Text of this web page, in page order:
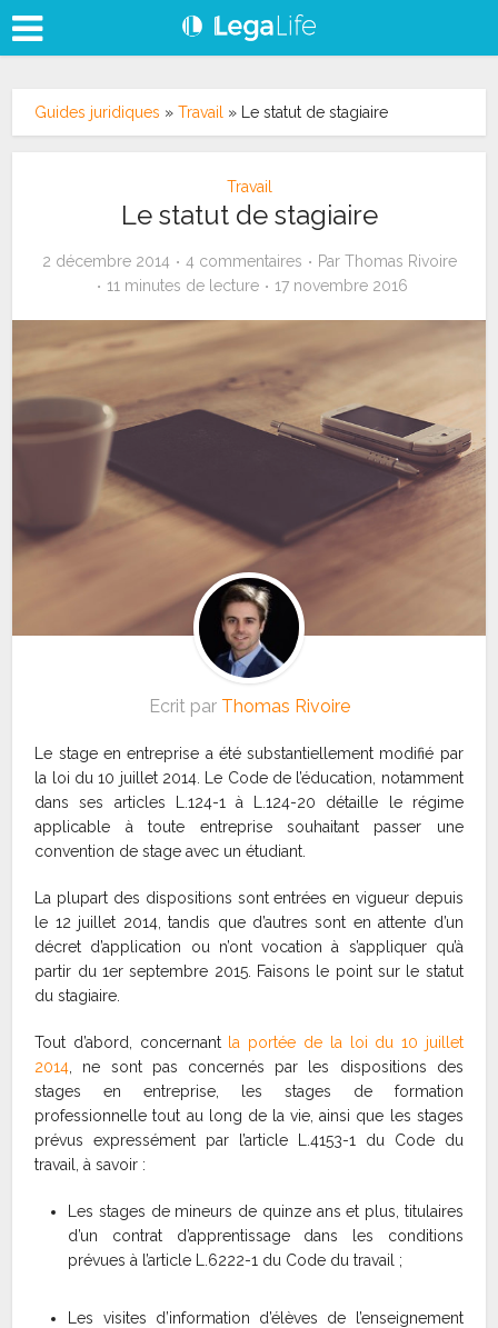
Guides juridiques »Travail » Le statut de stagiaire
Travail
Le statut de stagiaire
2 décembre 2014 4 commentaires Par Thomas Rivoire
11 minutes de lecture
17 novembre 2016
Ecrit par Thomas Rivoire
Le stage en entreprise a été substantiellement modifié par
la loi du 10 juillet 2014. Le Code de l’éducation, notamment
dans ses articles L.124-1 à L.124-20 détaille le régime
applicable à toute entreprise souhaitant passer une
convention de stage avec un étudiant.
La plupart des dispositions sont entrées en vigueur depuis
le 12 juillet 2014, tandis que d’autres sont en attente d’un
décret d’application ou n’ont vocation à s’appliquer qu’à
partir du 1er septembre 2015. Faisons le point sur le statut
du stagiaire.
Tout d’abord, concernant
la portée de la loi du 10 juillet
2014 , ne sont pas concernés par les dispositions des
stages en entreprise, les stages de formation
professionnelle tout au long de la vie, ainsi que les stages
prévus expressément par l’article L.4153-1 du Code du
travail, à savoir :
Les stages de mineurs de quinze ans et plus, titulaires
d’un contrat d’apprentissage dans les conditions
prévues à l’article L.6222-1 du Code du travail ;
Les visites d’information d’élèves de l’enseignement